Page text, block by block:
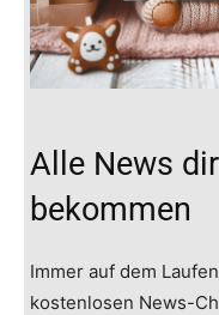
Alle News
bekommen
Immer auf dem
kostenlosen News-